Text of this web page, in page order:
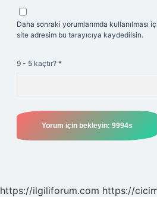
Daha sonraki yorumlarımda kullanılması
site adresim bu tarayıcıya kaydedilsin.
9 - 5 kaçtır? *
https://ilgiliforum.com https://